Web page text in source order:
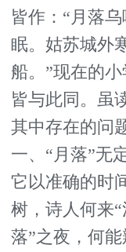
皆作：“月落
眠。姑苏城外
船。”现在的
皆与此同。虽
其中存在的问
一、“月落”无
它以准确的时
树，诗人何来
落”之夜，何